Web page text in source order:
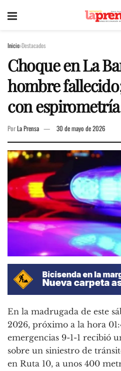
Inicio Destacados
Choque en La
hombre
con
PorLa Prensa 30 de mayo de 2026
En la madrugada de este
2026, próximo a la hora
emergencias 9-1-1 recibió
sobre un siniestro de
en Ruta 10, a unos 400